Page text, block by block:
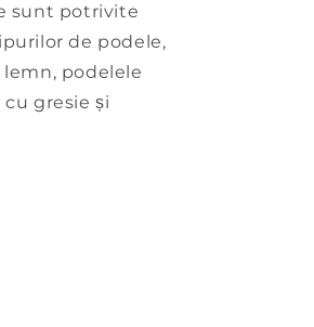
sunt potrivite
de podele,
podelele
gresie și